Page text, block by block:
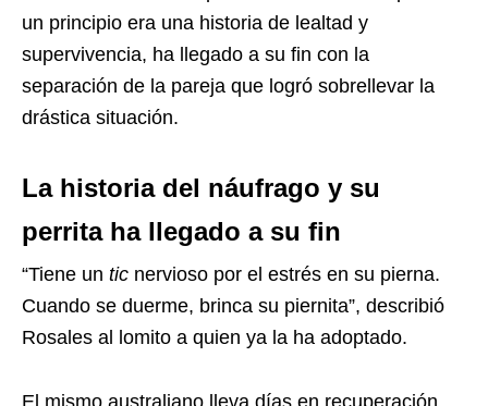
un principio era una historia de lealtad y
supervivencia, ha llegado a su fin con la
separación de la pareja que logró sobrellevar la
drástica situación.
La historia del náufrago y su
perrita ha llegado a su fin
“Tiene un tic nervioso por el estrés en su pierna.
Cuando se duerme, brinca su piernita”, describió
Rosales al lomito a quien ya la ha adoptado.
El mismo australiano lleva días en recuperación